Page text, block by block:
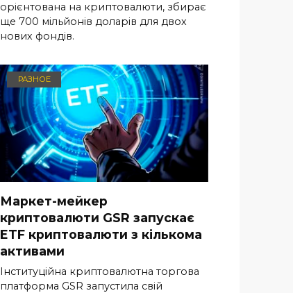
орієнтована на криптовалюти, збирає
ще 700 мільйонів доларів для двох
нових фондів.
РАЗНОЕ
Маркет-мейкер
криптовалюти GSR запускає
ETF криптовалюти з кількома
активами
Інституційна криптовалютна торгова
платформа GSR запустила свій